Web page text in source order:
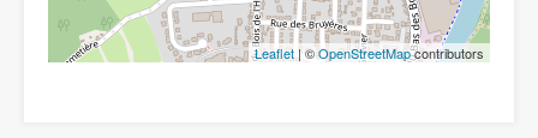
Leaflet | ©OpenStreetMapcontributors